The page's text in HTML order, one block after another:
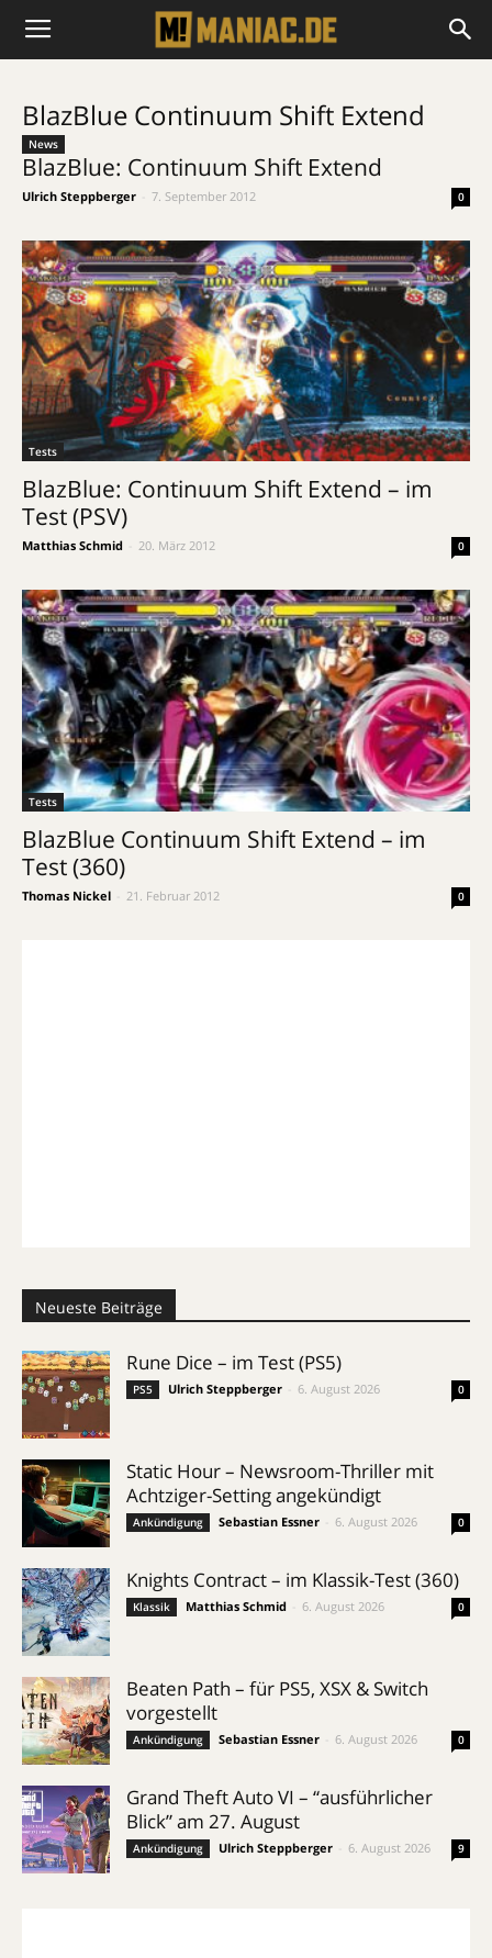
BlazBlue Continuum Shift Extend
News
BlazBlue: Continuum Shift Extend
Ulrich Steppberger 7. September 2012 0
Tests
BlazBlue: Continuum Shift Extend – im
Test (PSV)
Matthias Schmid 20. März 2012 0
Tests
BlazBlue Continuum Shift Extend – im
Test (360)
Thomas Nickel 21. Februar 2012 0
Neueste Beiträge
Rune Dice – im Test (PS5)
PS5 Ulrich Steppberger 6. August 2026 0
Static Hour – Newsroom-Thriller mit
Achtziger-Setting angekündigt
Ankündigung Sebastian Essner 6. August 2026 0
Knights Contract – im Klassik-Test (360)
Klassik Matthias Schmid 6. August 2026 0
Beaten Path – für PS5, XSX & Switch
vorgestellt
Ankündigung Sebastian Essner 6. August 2026 0
Grand Theft Auto VI – “ausführlicher
Blick” am 27. August
Ankündigung Ulrich Steppberger 6. August 2026 9